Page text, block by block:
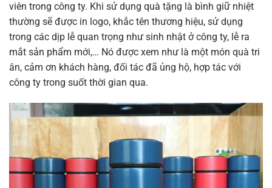
viên trong công ty. Khi sử dụng quà tặng là bình giữ nhiệt
thường sẽ được in logo, khắc tên thương hiệu, sử dụng
trong các dịp lễ quan trọng như sinh nhật ở công ty, lễ ra
mắt sản phẩm mới,… Nó được xem như là một món quà tri
ân, cảm ơn khách hàng, đối tác đã ủng hộ, hợp tác với
công ty trong suốt thời gian qua.